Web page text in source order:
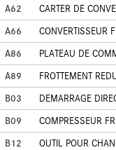
A62
CARTER DE
A66
CONVERTISSEUR
A86
PLATEAU DE
A89
FROTTEMENT
B03
DEMARRAGE
B09
COMPRESSEUR
B12
OUTIL POUR